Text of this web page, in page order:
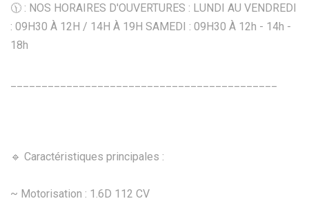
🕦 : NOS HORAIRES D'OUVERTURES : LUNDI AU VENDREDI
: 09H30 À 12H / 14H À 19H SAMEDI : 09H30 À 12h - 14h -
18h
🔹 Caractéristiques principales :
~ Motorisation : 1.6D 112 CV